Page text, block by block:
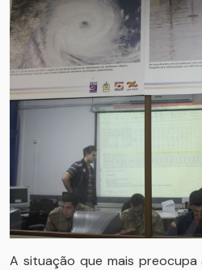
A situação que mais